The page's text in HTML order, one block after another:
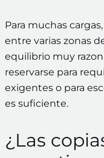
Para muchas
entre varias zonas
equilibrio muy
reservarse para
exigentes o para
es suficiente.
¿Las